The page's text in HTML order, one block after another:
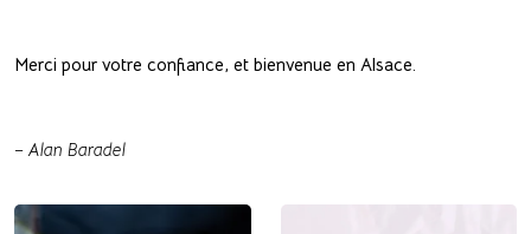
Merci pour votre confiance, et bienvenue en Alsace.
– Alan Baradel